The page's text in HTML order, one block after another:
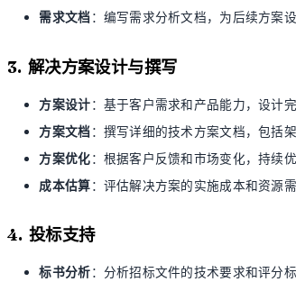
需求文档：编写需求分析文档，为后续方案
3. 解决方案设计与撰写
方案设计：基于客户需求和产品能力，设计
方案文档：撰写详细的技术方案文档，包括
方案优化：根据客户反馈和市场变化，持续
成本估算：评估解决方案的实施成本和资源
4. 投标支持
标书分析：分析招标文件的技术要求和评分